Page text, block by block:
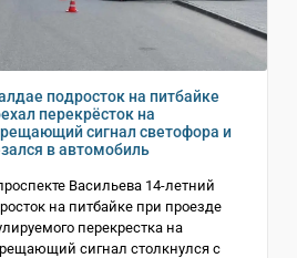
подросток на питбайке
перекрёсток на
сигнал светофора и
в автомобиль
Васильева 14-летний
на питбайке при проезде
перекрестка на
сигнал столкнулся с